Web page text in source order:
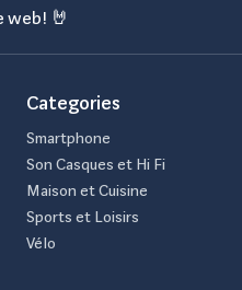
web! 🤘
Categories
Smartphone
Son Casques et Hi Fi
Maison et Cuisine
Sports et Loisirs
Vélo